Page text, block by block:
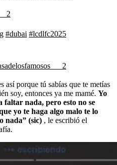
#dubai #lcdlfc2025
así porque tú sabías que te metías
soy, entonces ya me mamé. Yo
nada, pero esto no se
yo te haga algo malo te lo
nada” (sic) , le escribió el